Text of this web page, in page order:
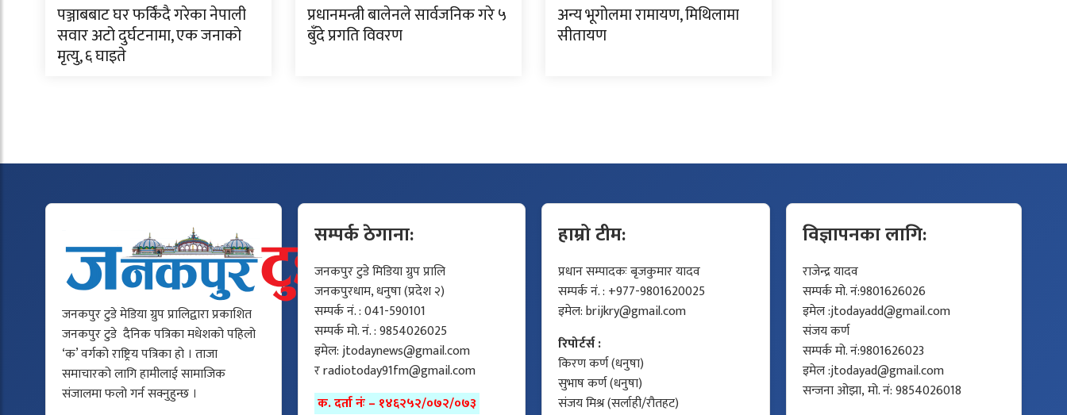
पञ्जाबबाट घर फर्किंदै गरेका नेपाली
सवार अटो दुर्घटनामा, एक जनाको
मृत्यु, ६ घाइते
प्रधानमन्त्री बालेनले सार्वजनिक गरे ५
बुँदे प्रगति विवरण
अन्य भूगोलमा रामायण, मिथिलामा
सीतायण
जनकपुर टुडे मेडिया ग्रुप प्रालिद्वारा प्रकाशित
जनकपुर टुडे दैनिक पत्रिका मधेशको पहिलो
‘क’ वर्गको राष्ट्रिय पत्रिका हो । ताजा
समाचारको लागि हामीलाई सामाजिक
संजालमा फलो गर्न सक्नुहुन्छ ।
सम्पर्क ठेगाना:
जनकपुर टुडे मिडिया ग्रुप प्रालि
जनकपुरधाम, धनुषा (प्रदेश २)
सम्पर्क नं. : 041-590101
सम्पर्क मो. नं. : 9854026025
इमेल:jtodaynews@gmail.com
रradiotoday91fm@gmail.com
क. दर्ता नंः – १४६२५२/०७२/०७३
हाम्रो टीम:
प्रधान सम्पादकः बृजकुमार यादव
सम्पर्क नं. : +977-9801620025
इमेल:brijkry@gmail.com
रिपोर्टर्स :
किरण कर्ण (धनुषा)
सुभाष कर्ण (धनुषा)
संजय मिश्र (सर्लाही/रौतहट)
विज्ञापनका लागि:
राजेन्द्र यादव
सम्पर्क मो. नं:9801626026
इमेल :jtodayadd@gmail.com
संजय कर्ण
सम्पर्क मो. नं:9801626023
इमेल :jtodayad@gmail.com
सन्जना ओझा, मो. नं: 9854026018